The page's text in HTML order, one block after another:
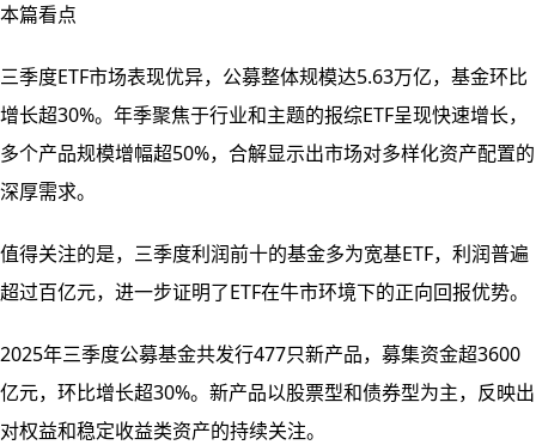
本篇看点
三季度ETF市场表现优异，公募整体规模达5.63万亿，基金环比
增长超30%。年季聚焦于行业和主题的报综ETF呈现快速增长，
多个产品规模增幅超50%，合解显示出市场对多样化资产配置的
深厚需求。
值得关注的是，三季度利润前十的基金多为宽基ETF，利润普遍
超过百亿元，进一步证明了ETF在牛市环境下的正向回报优势。
2025年三季度公募基金共发行477只新产品，募集资金超3600
亿元，环比增长超30%。新产品以股票型和债券型为主，反映出
对权益和稳定收益类资产的持续关注。